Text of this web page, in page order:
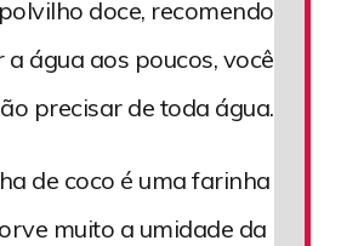
doce, recomendo
a água aos poucos, você
precisar de toda água.
de coco é uma farinha
muito a umidade da